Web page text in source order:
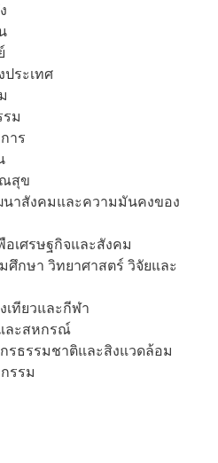
ประเทศ
ม
าร
ณสุข
าสังคมและความมันคงของ
อเศรษฐกิจและสังคม
ศึกษา วิทยาศาสตร์ วิจัยและ
เทียวและกีฬา
ละสหกรณ์
รธรรมชาติและสิงแวดล้อม
รรม